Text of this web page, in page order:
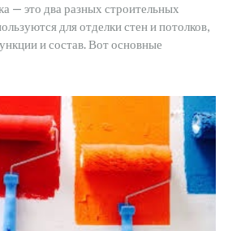
— это два разных строительных
для отделки стен и потолков,
и состав. Вот основные